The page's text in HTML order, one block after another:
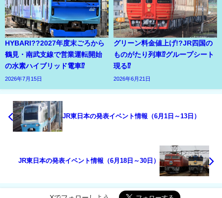
HYBARI??2027年度末ごろから
鶴見・南武支線で営業運転開始
の水素ハイブリッド電車⁉
2026年7月15日
グリーン料金値上げ!?JR四国の
ものがたり列車⁉グループシート
現る⁉
2026年6月21日
JR東日本の発表イベント情報（6月1日～13日）
JR東日本の発表イベント情報（6月18日～30日）